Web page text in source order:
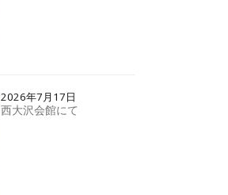
2026年7月17日
西大沢会館にて